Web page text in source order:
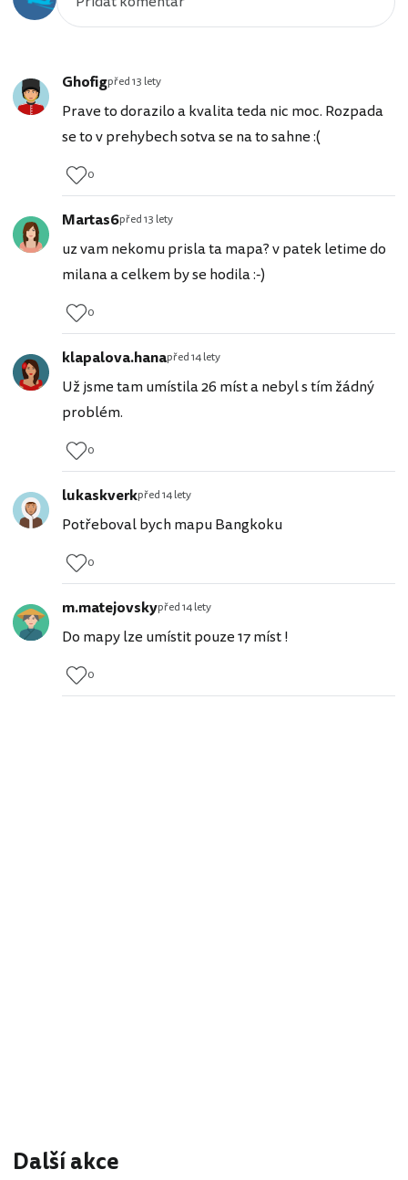
Ghofigpřed 13 lety
Prave to dorazilo a kvalita teda nic moc. Rozpada
se to v prehybech sotva se na to sahne :(
0
Martas6před 13 lety
uz vam nekomu prisla ta mapa? v patek letime do
milana a celkem by se hodila :-)
0
klapalova.hanapřed 14 lety
Už jsme tam umístila 26 míst a nebyl s tím žádný
problém.
0
lukaskverkpřed 14 lety
Potřeboval bych mapu Bangkoku
0
m.matejovskypřed 14 lety
Do mapy lze umístit pouze 17 míst !
0
Další akce